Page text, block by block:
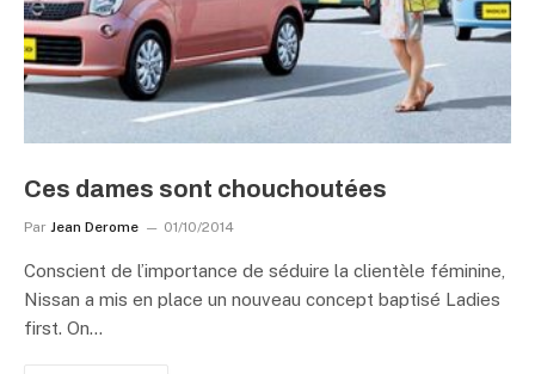
Ces dames sont chouchoutées
Par Jean Derome 01/10/2014
Conscient de l’importance de séduire la clientèle féminine,
Nissan a mis en place un nouveau concept baptisé Ladies
first. On…